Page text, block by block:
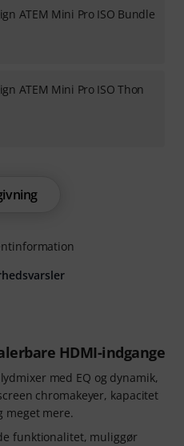
HDMI-indgange
med EQ og dynamik,
chromakeyer, kapacitet
mere.
funktionalitet, muliggør
ATEM Mini Pro ISO Bundle
ATEM Mini Pro ISO Thon